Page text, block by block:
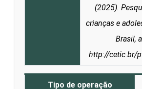
(2025).
crianças e
Brasil,
http://cetic.br/
Tipo de operação